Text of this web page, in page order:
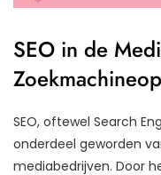
SEO in de
SEO, oftewel Search
onderdeel geworden
mediabedrijven. Door